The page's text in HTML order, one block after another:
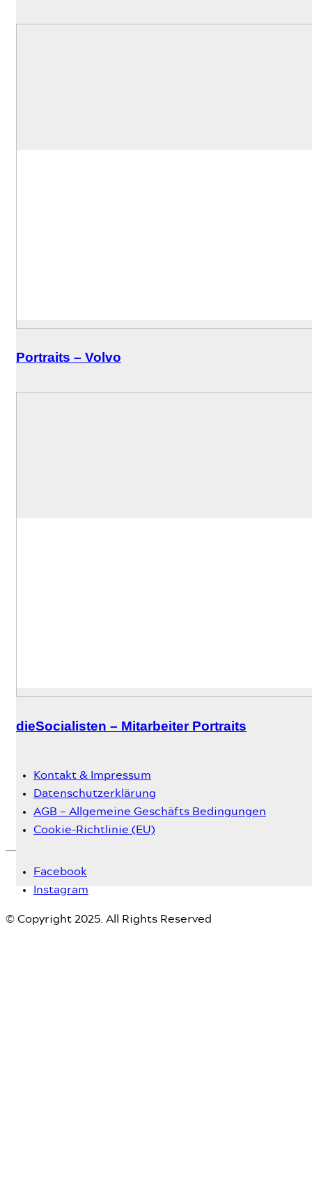
Portraits – Volvo
dieSocialisten – Mitarbeiter Portraits
Kontakt & Impressum
Datenschutzerklärung
AGB – Allgemeine Geschäfts Bedingungen
Cookie-Richtlinie (EU)
Facebook
Instagram
© Copyright 2025. All Rights Reserved